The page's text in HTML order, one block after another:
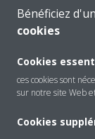
Produits
Bénéficiez
cookies
Cookies
ces cookies sont
sur notre site Web
Cookies